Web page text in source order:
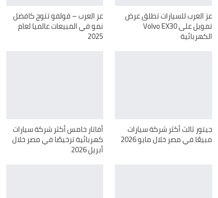
عز العرب للسيارات تطلق عرض
تمويل على Volvo EX30
الكهربائية
عز العرب – فولفو تتوج كافضل
نمو في المبيعات عالميا لعام
2025
جيتور ثالث أكثر شركة سيارات
مبيعًا في مصر خلال مايو 2026
أفاتار خامس أكثر شركة سيارات
كهربائية ترخيصًا في مصر خلال
أبريل 2026